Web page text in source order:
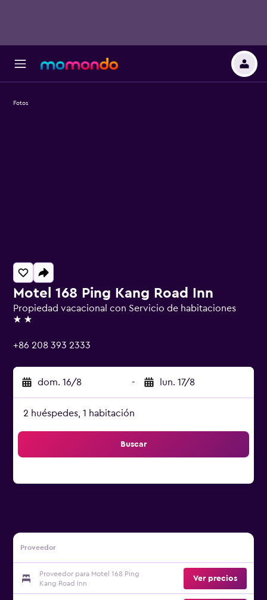
Motel 168 Ping Kang Road Inn
Propiedad vacacional con Servicio de habitaciones
2 estrellas
+86 208 393 2333
dom. 16/8 - lun. 17/8
2 huéspedes, 1 habitación
Buscar
Proveedor
Proveedor para Motel 168 Ping
Kang Road Inn
Ver precios
Fotos